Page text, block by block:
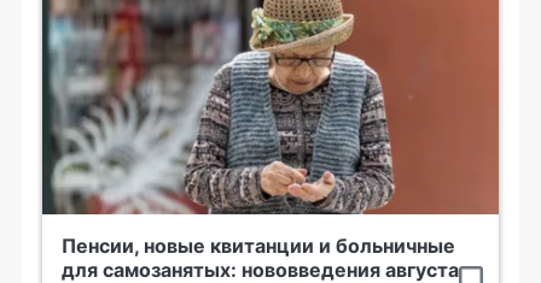
Пенсии, новые квитанции и больничные
для самозанятых: нововведения августа